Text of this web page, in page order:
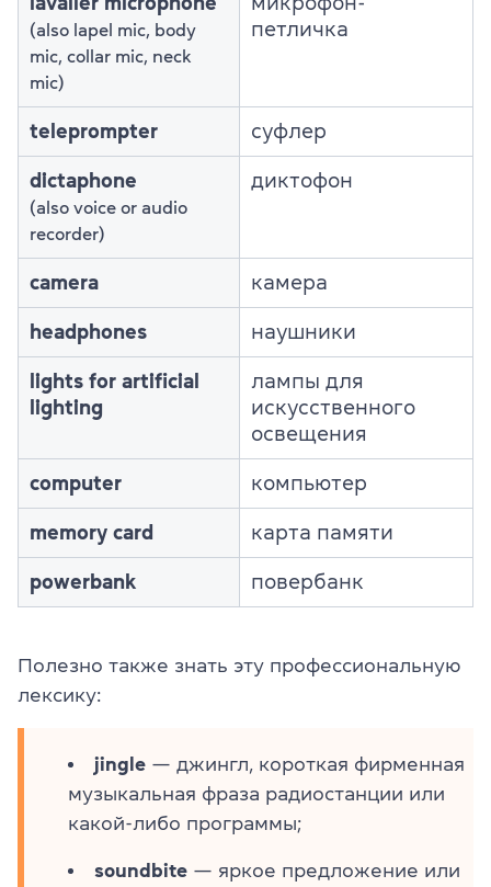
(also lapel mic, body
mic, collar mic, neck
mic)
петличка
teleprompter суфлер
dictaphone
(also voice or audio
recorder)
диктофон
camera камера
headphones наушники
lights for artificial
lighting
лампы для
искусственного
освещения
computer компьютер
memory card карта памяти
powerbank повербанк
Полезно также знать эту профессиональную
лексику:
jingle — джингл, короткая фирменная
музыкальная фраза радиостанции или
какой-либо программы;
soundbite — яркое предложение или